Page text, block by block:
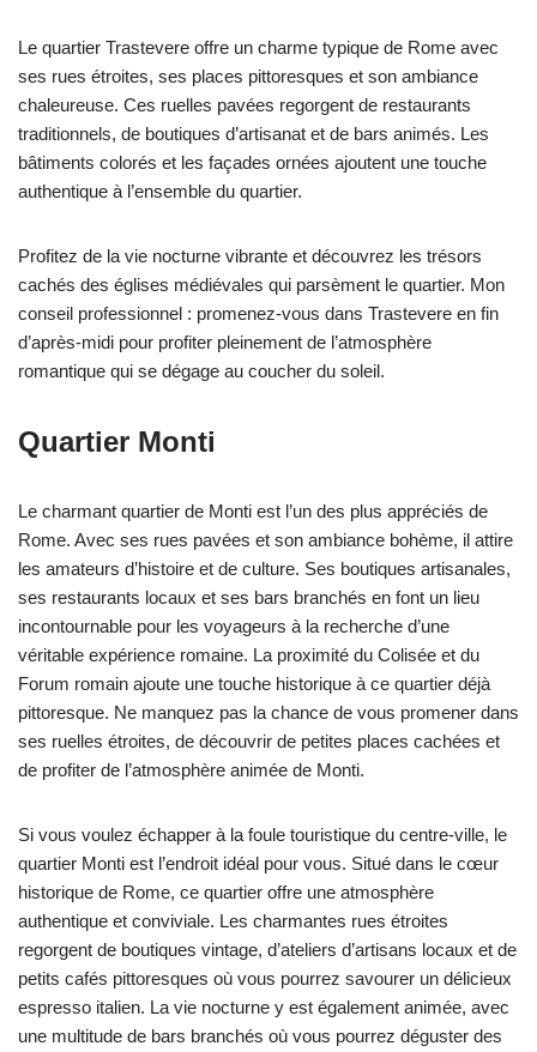
Le quartier Trastevere offre un charme typique de Rome avec
ses rues étroites, ses places pittoresques et son ambiance
chaleureuse. Ces ruelles pavées regorgent de restaurants
traditionnels, de boutiques d’artisanat et de bars animés. Les
bâtiments colorés et les façades ornées ajoutent une touche
authentique à l’ensemble du quartier.
Profitez de la vie nocturne vibrante et découvrez les trésors
cachés des églises médiévales qui parsèment le quartier. Mon
conseil professionnel : promenez-vous dans Trastevere en fin
d’après-midi pour profiter pleinement de l’atmosphère
romantique qui se dégage au coucher du soleil.
Quartier Monti
Le charmant quartier de Monti est l’un des plus appréciés de
Rome. Avec ses rues pavées et son ambiance bohème, il attire
les amateurs d’histoire et de culture. Ses boutiques artisanales,
ses restaurants locaux et ses bars branchés en font un lieu
incontournable pour les voyageurs à la recherche d’une
véritable expérience romaine. La proximité du Colisée et du
Forum romain ajoute une touche historique à ce quartier déjà
pittoresque. Ne manquez pas la chance de vous promener dans
ses ruelles étroites, de découvrir de petites places cachées et
de profiter de l’atmosphère animée de Monti.
Si vous voulez échapper à la foule touristique du centre-ville, le
quartier Monti est l’endroit idéal pour vous. Situé dans le cœur
historique de Rome, ce quartier offre une atmosphère
authentique et conviviale. Les charmantes rues étroites
regorgent de boutiques vintage, d’ateliers d’artisans locaux et de
petits cafés pittoresques où vous pourrez savourer un délicieux
espresso italien. La vie nocturne y est également animée, avec
une multitude de bars branchés où vous pourrez déguster des